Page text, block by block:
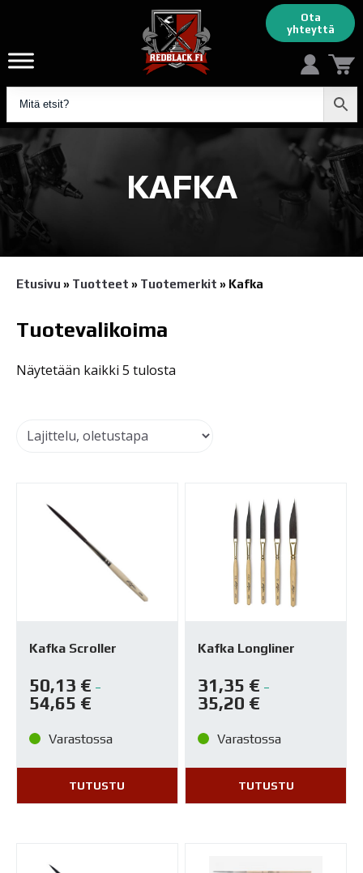
Ota
yhteyttä
KAFKA
Etusivu » Tuotteet » Tuotemerkit » Kafka
Tuotevalikoima
Näytetään kaikki 5 tulosta
Kafka Scroller
50,13 € –
54,65 €
Varastossa
TUTUSTU
Kafka Longliner
31,35 € –
35,20 €
Varastossa
TUTUSTU